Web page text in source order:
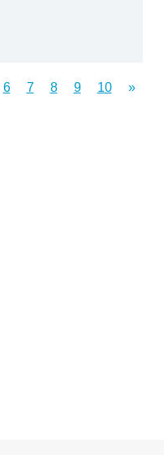
6 7 8 9 10 »